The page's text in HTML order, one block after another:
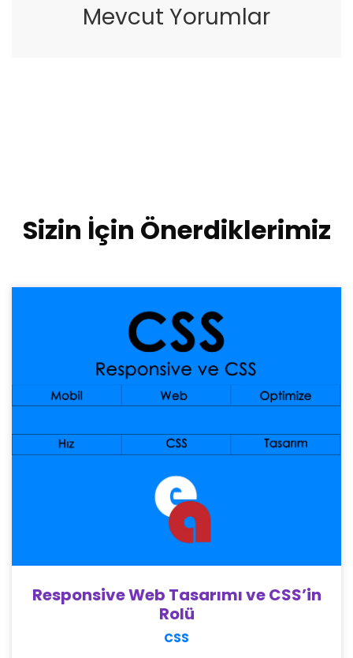
Mevcut Yorumlar
Sizin İçin Önerdiklerimiz
Responsive Web Tasarımı ve CSS’in
Rolü
CSS